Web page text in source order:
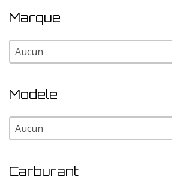
Marque
Marque
Marque
Modele
Modele
Modele
Carburant